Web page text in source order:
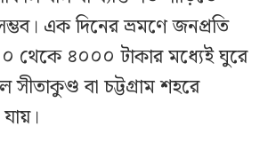
এক দিনের ভ্রমণে জনপ্রতি
থেকে ৪০০০ টাকার মধ্যেই ঘুরে
বা চট্টগ্রাম শহরে